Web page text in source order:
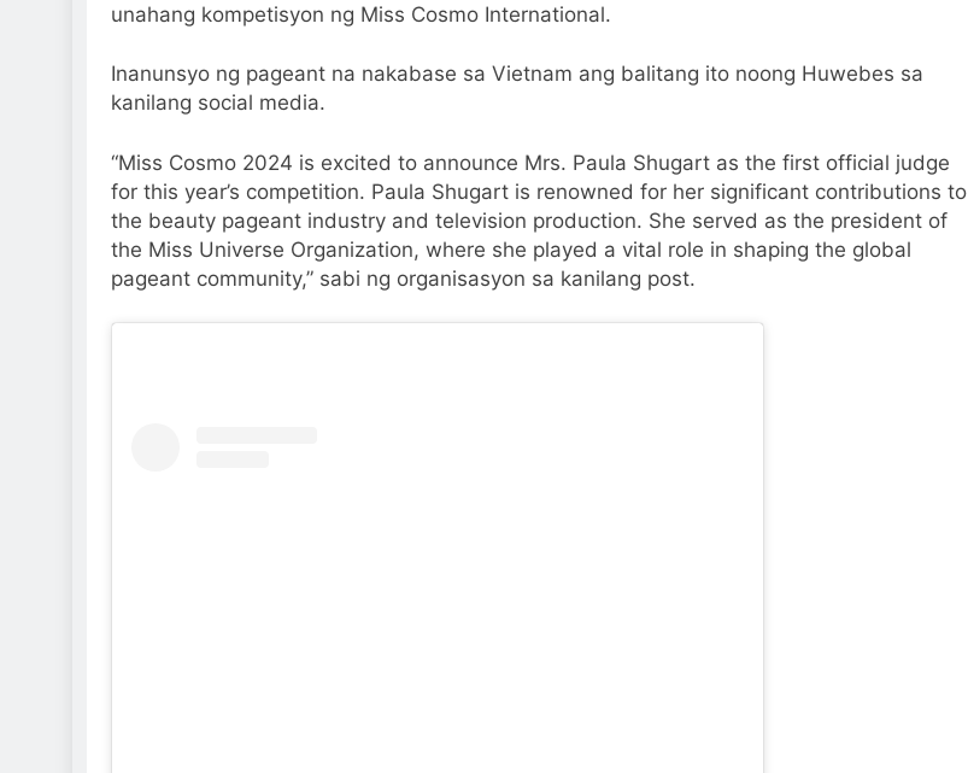
unahang kompetisyon ng Miss Cosmo International.
Inanunsyo ng pageant na nakabase sa Vietnam ang balitang ito noong Huwebes sa
kanilang social media.
“Miss Cosmo 2024 is excited to announce Mrs. Paula Shugart as the first official judge
for this year’s competition. Paula Shugart is renowned for her significant contributions to
the beauty pageant industry and television production. She served as the president of
the Miss Universe Organization, where she played a vital role in shaping the global
pageant community,” sabi ng organisasyon sa kanilang post.